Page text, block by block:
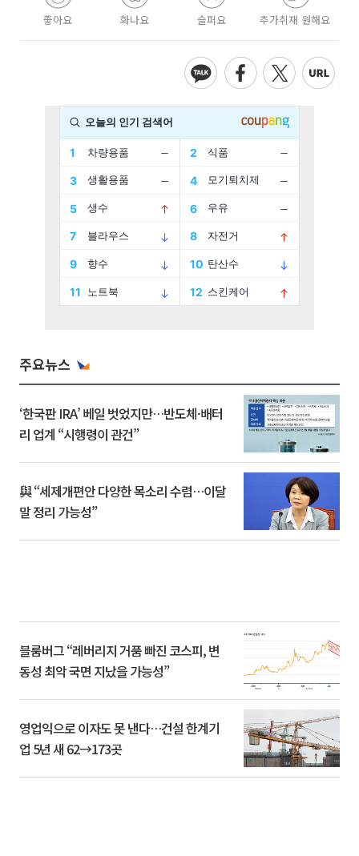
좋아요 화나요 슬퍼요 추가취재 원해요
주요뉴스
‘한국판 IRA’ 베일 벗었지만…반도체·배터
리 업계 “시행령이 관건”
與 “세제개편안 다양한 목소리 수렴…이달
말 정리 가능성”
블룸버그 “레버리지 거품 빠진 코스피, 변
동성 최악 국면 지났을 가능성”
영업익으로 이자도 못 낸다…건설 한계기
업 5년 새 62→173곳